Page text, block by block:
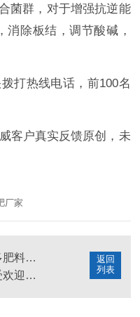
菌群，对于增强抗逆能
消除板结，调节酸碱，
拨打热线电话，前100名
客户真实反馈原创，未
厂家
返回
列表
水溶肥为什么能在众多肥料中脱颖而出
海餐沃水溶肥为什么受欢迎？看了原料才明白！